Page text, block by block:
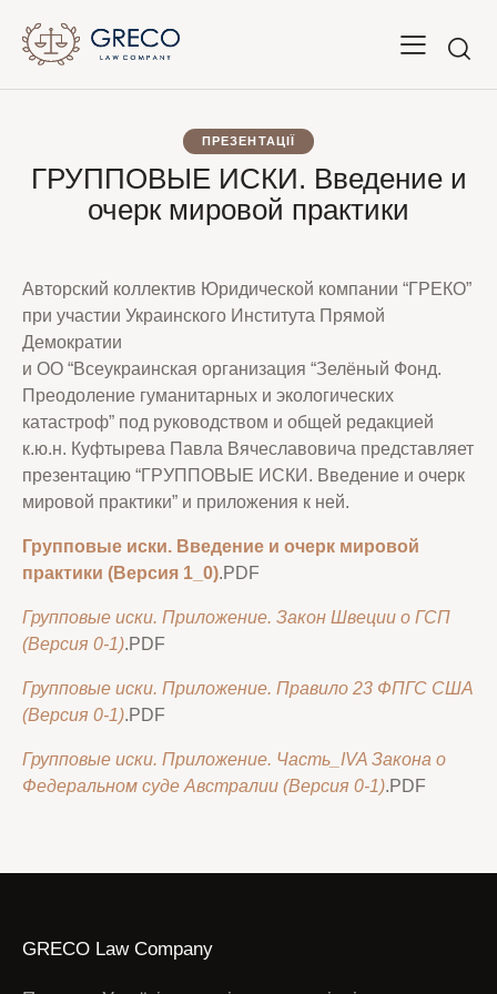
ПРЕЗЕНТАЦІЇ
ГРУППОВЫЕ ИСКИ. Введение и
очерк мировой практики
Авторский коллектив Юридической компании “ГРЕКО”
при участии Украинского Института Прямой
Демократии
и ОО “Всеукраинская организация “Зелёный Фонд.
Преодоление гуманитарных и экологических
катастроф” под руководством и общей редакцией
к.ю.н. Куфтырева Павла Вячеславовича представляет
презентацию “ГРУППОВЫЕ ИСКИ. Введение и очерк
мировой практики” и приложения к ней.
Групповые иски. Введение и очерк мировой
практики (Версия 1_0).PDF
Групповые иски. Приложение. Закон Швеции о ГСП
(Версия 0-1).PDF
Групповые иски. Приложение. Правило 23 ФПГС США
(Версия 0-1).PDF
Групповые иски. Приложение. Часть_IVA Закона о
Федеральном суде Австралии (Версия 0-1).PDF
GRECO Law Company